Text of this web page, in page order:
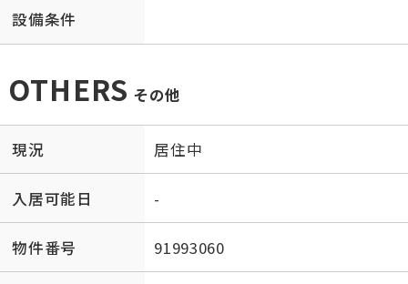
設備条件
OTHERS その他
現況 居住中
入居可能日 -
物件番号 91993060